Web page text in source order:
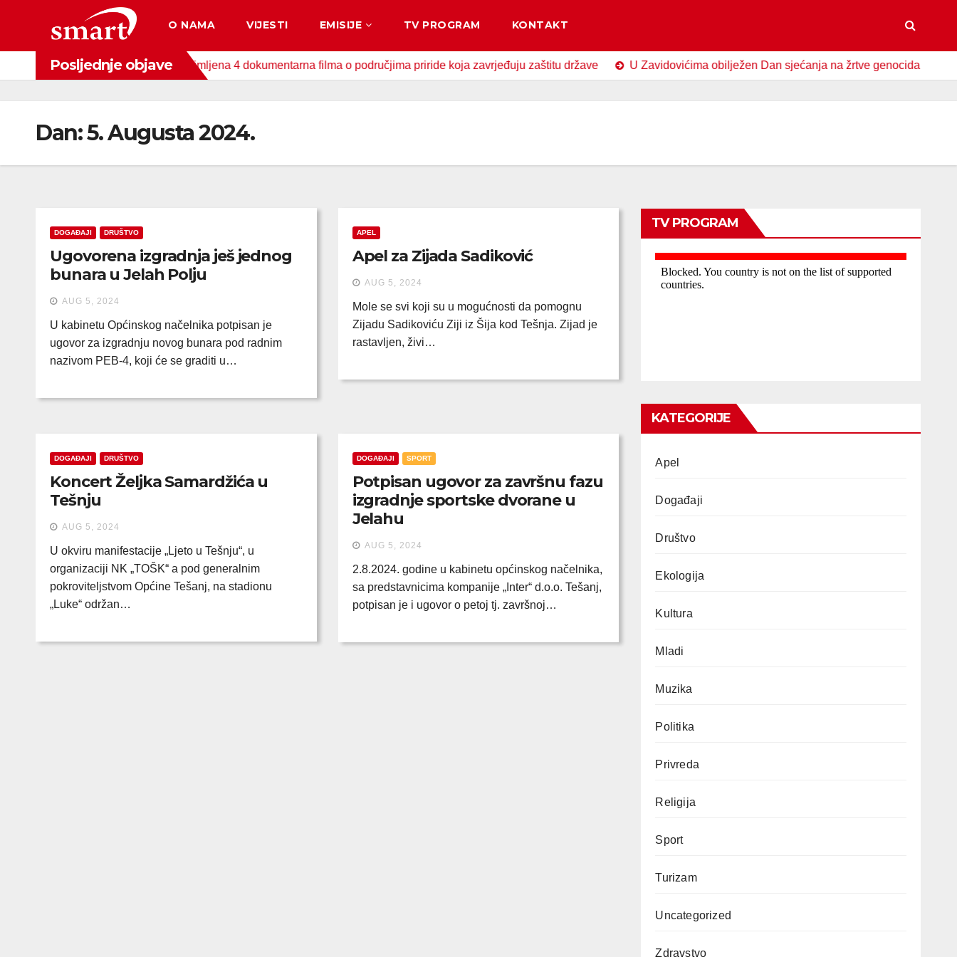
content
O NAMA VIJESTI EMISIJE TV PROGRAM KONTAKT
Posljednje objave
Fonda za zaštitu okoliša snimljena 4 dokumentarna filma o područjima priride koja zavrjeđuju zaštitu države U Zavidovićima obilježen Dan sjećanja na žrtve genocida u Srebrenici
Dan:5. Augusta 2024.
DOGAĐAJI DRUŠTVO
Ugovorena izgradnja ješ jednog
bunara u Jelah Polju
AUG 5, 2024
U kabinetu Općinskog načelnika potpisan je
ugovor za izgradnju novog bunara pod radnim
nazivom PEB-4, koji će se graditi u…
APEL
Apel za Zijada Sadiković
AUG 5, 2024
Mole se svi koji su u mogućnosti da pomognu
Zijadu Sadikoviću Ziji iz Šija kod Tešnja. Zijad je
rastavljen, živi…
DOGAĐAJI DRUŠTVO
Koncert Željka Samardžića u
Tešnju
AUG 5, 2024
U okviru manifestacije „Ljeto u Tešnju“, u
organizaciji NK „TOŠK“ a pod generalnim
pokroviteljstvom Općine Tešanj, na stadionu
„Luke“ održan…
DOGAĐAJI SPORT
Potpisan ugovor za završnu fazu
izgradnje sportske dvorane u
Jelahu
AUG 5, 2024
2.8.2024. godine u kabinetu općinskog načelnika,
sa predstavnicima kompanije „Inter“ d.o.o. Tešanj,
potpisan je i ugovor o petoj tj. završnoj…
TV PROGRAM
KATEGORIJE
Apel
Događaji
Društvo
Ekologija
Kultura
Mladi
Muzika
Politika
Privreda
Religija
Sport
Turizam
Uncategorized
Zdravstvo